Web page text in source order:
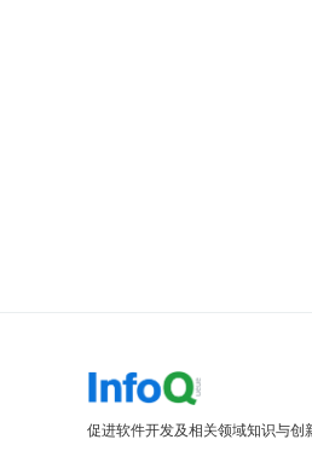
促进软件开发及相关领域知识与创